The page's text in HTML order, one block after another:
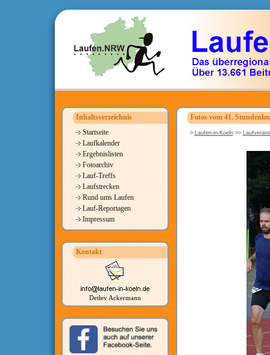
Inhaltsverzeichnis
Startseite
Laufkalender
Ergebnislisten
Fotoarchiv
Lauf-Treffs
Laufstrecken
Rund ums Laufen
Lauf-Reportagen
Impressum
Kontakt
Detlev Ackermann
Fotos vom 41.
Laufen-in-Koeln>>